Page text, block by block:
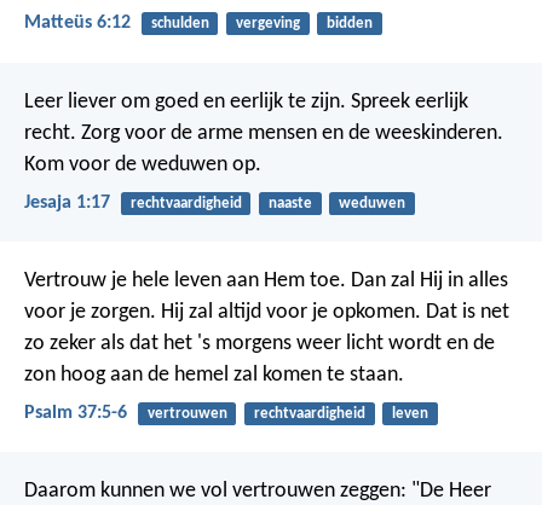
Matteüs 6:12 schulden vergeving bidden
Leer liever om goed en eerlijk te zijn. Spreek eerlijk
recht. Zorg voor de arme mensen en de weeskinderen.
Kom voor de weduwen op.
Jesaja 1:17 rechtvaardigheid naaste weduwen
Vertrouw je hele leven aan Hem toe. Dan zal Hij in alles
voor je zorgen. Hij zal altijd voor je opkomen. Dat is net
zo zeker als dat het 's morgens weer licht wordt en de
zon hoog aan de hemel zal komen te staan.
Psalm 37:5-6 vertrouwen rechtvaardigheid leven
Daarom kunnen we vol vertrouwen zeggen: "De Heer